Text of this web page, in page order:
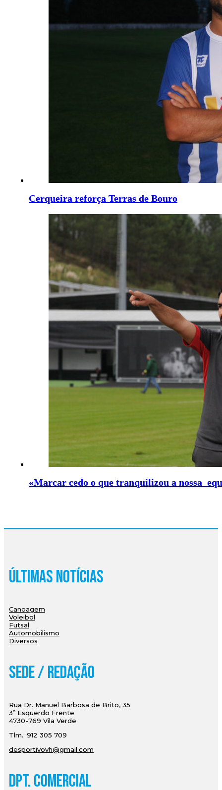
Cerqueira reforça Terras de Bouro
«Marcar cedo o que tranquilizou a nossa
Últimas Notícias
Canoagem
Voleibol
Futsal
Automobilismo
Diversos
Sede / Redação
Rua Dr. Manuel Barbosa de Brito, 35
3º Esquerdo Frente
4730-769 Vila Verde
Tlm.: 912 305 709
desportivovh@gmail.com
Dpt. Comercial